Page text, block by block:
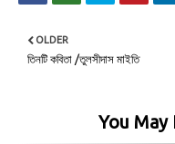
OLDER
তিনটি কবিতা /তুলসীদাস মাইতি
You May